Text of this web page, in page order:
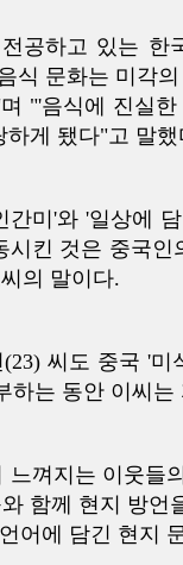
공하고 있는
식 문화는 미각
"'음식에 진실
게 됐다"고 말했
미'와 '일상에
킨 것은 중국
의 말이다.
씨도 중국 '
하는 동안 이씨
느껴지는 이웃
함께 현지 방언
어에 담긴 현지